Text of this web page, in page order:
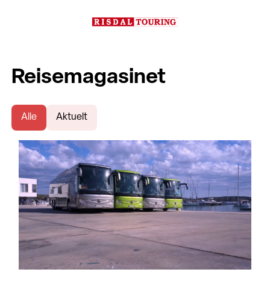
Reisemagasinet
Alle Aktuelt